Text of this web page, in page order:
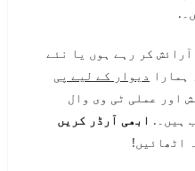
کر رہے ہوں یا نئے
ہمارا دیوار کے لیے پی
اور عملی ٹی وی وال
ہیں۔. ابھی آرڈر کریں
اٹھائیں!